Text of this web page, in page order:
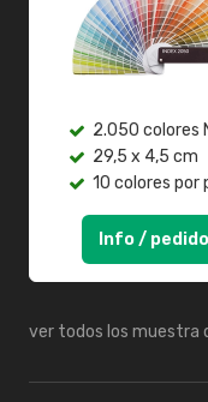
2.050 colores
29,5 x 4,5 cm
10 colores por
Info / pedido
ver todos los muestra